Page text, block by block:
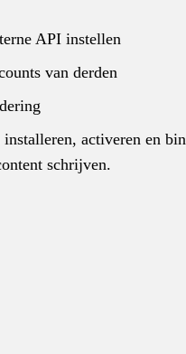
API instellen
van derden
activeren en
schrijven.